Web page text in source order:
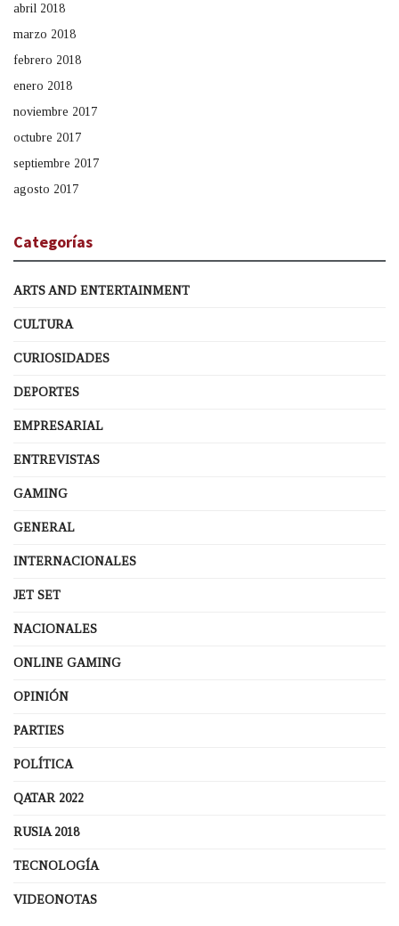
abril 2018
marzo 2018
febrero 2018
enero 2018
noviembre 2017
octubre 2017
septiembre 2017
agosto 2017
Categorías
ARTS AND ENTERTAINMENT
CULTURA
CURIOSIDADES
DEPORTES
EMPRESARIAL
ENTREVISTAS
GAMING
GENERAL
INTERNACIONALES
JET SET
NACIONALES
ONLINE GAMING
OPINIÓN
PARTIES
POLÍTICA
QATAR 2022
RUSIA 2018
TECNOLOGÍA
VIDEONOTAS